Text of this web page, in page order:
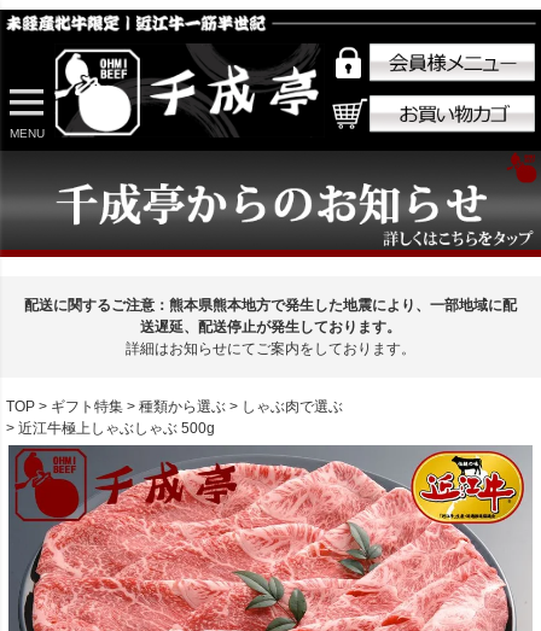
MENU
配送に関するご注意：熊本県熊本地方で発生した地震により、一部地域に配
送遅延、配送停止が発生しております。
詳細はお知らせにてご案内をしております。
TOP ギフト特集 種類から選ぶ
しゃぶ肉で選ぶ
近江牛極上しゃぶしゃぶ 500g